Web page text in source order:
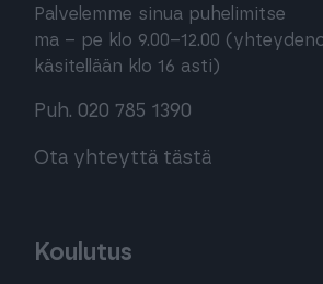
Palvelemme sinua puhelimitse
ma – pe klo 9.00–12.00
käsitellään klo 16 asti)
Puh. 020 785 1390
Ota yhteyttä tästä
Koulutus